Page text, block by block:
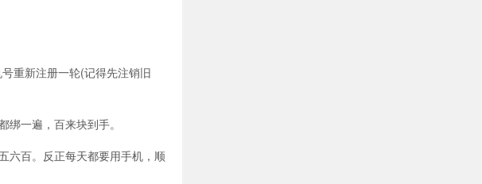
重新注册一轮(记得先注销旧
一遍，百来块到手。
百。反正每天都要用手机，顺